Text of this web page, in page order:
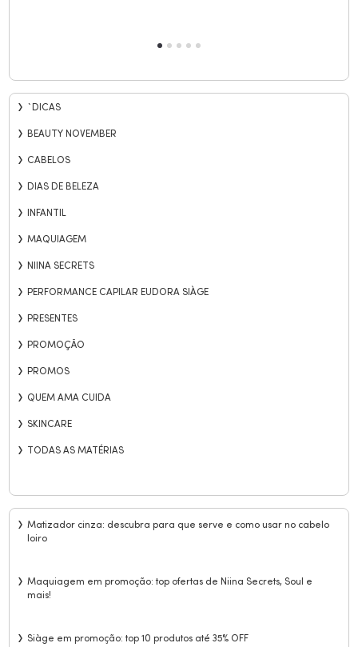
`DICAS
BEAUTY NOVEMBER
CABELOS
DIAS DE BELEZA
INFANTIL
MAQUIAGEM
NIINA SECRETS
PERFORMANCE CAPILAR EUDORA SIÀGE
PRESENTES
PROMOÇÃO
PROMOS
QUEM AMA CUIDA
SKINCARE
TODAS AS MATÉRIAS
Matizador cinza: descubra para que serve e como usar no cabelo
loiro
Maquiagem em promoção: top ofertas de Niina Secrets, Soul e
mais!
Siàge em promoção: top 10 produtos até 35% OFF